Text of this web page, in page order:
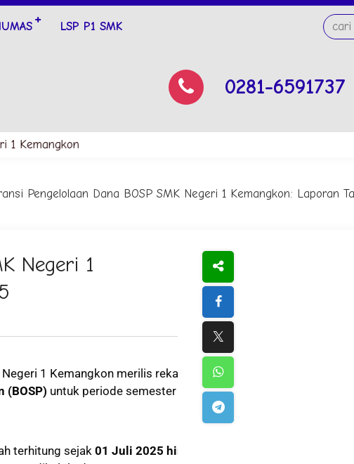
LSP P1 SMK
0281-6591737
Kemangkon
Pengelolaan Dana BOSP SMK Negeri 1 Kemangkon: Laporan
Negeri 1
1 Kemangkon merilis rekapitulasi
(BOSP) untuk periode semester
terhitung sejak 01 Juli 2025 hingga